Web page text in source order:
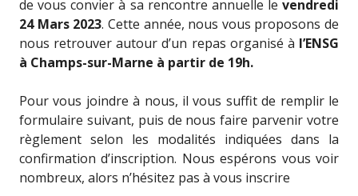
de vous convier à sa rencontre annuelle le vendredi
24 Mars 2023. Cette année, nous vous proposons de
nous retrouver autour d’un repas organisé à l’ENSG
à Champs-sur-Marne à partir de 19h.
Pour vous joindre à nous, il vous suffit de remplir le
formulaire suivant, puis de nous faire parvenir votre
règlement selon les modalités indiquées dans la
confirmation d’inscription. Nous espérons vous voir
nombreux, alors n’hésitez pas à vous inscrire